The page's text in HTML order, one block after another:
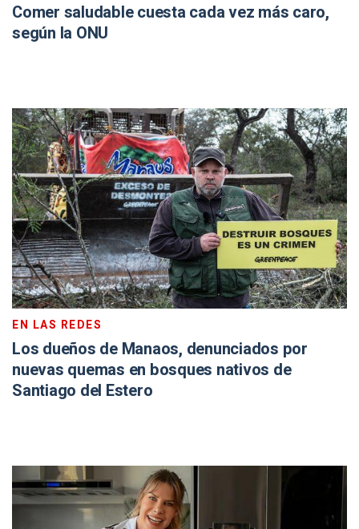
Comer saludable cuesta cada vez más caro,
según la ONU
EN LAS REDES
Los dueños de Manaos, denunciados por
nuevas quemas en bosques nativos de
Santiago del Estero